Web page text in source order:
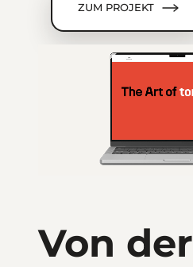
ZUM PROJEKT
Von der